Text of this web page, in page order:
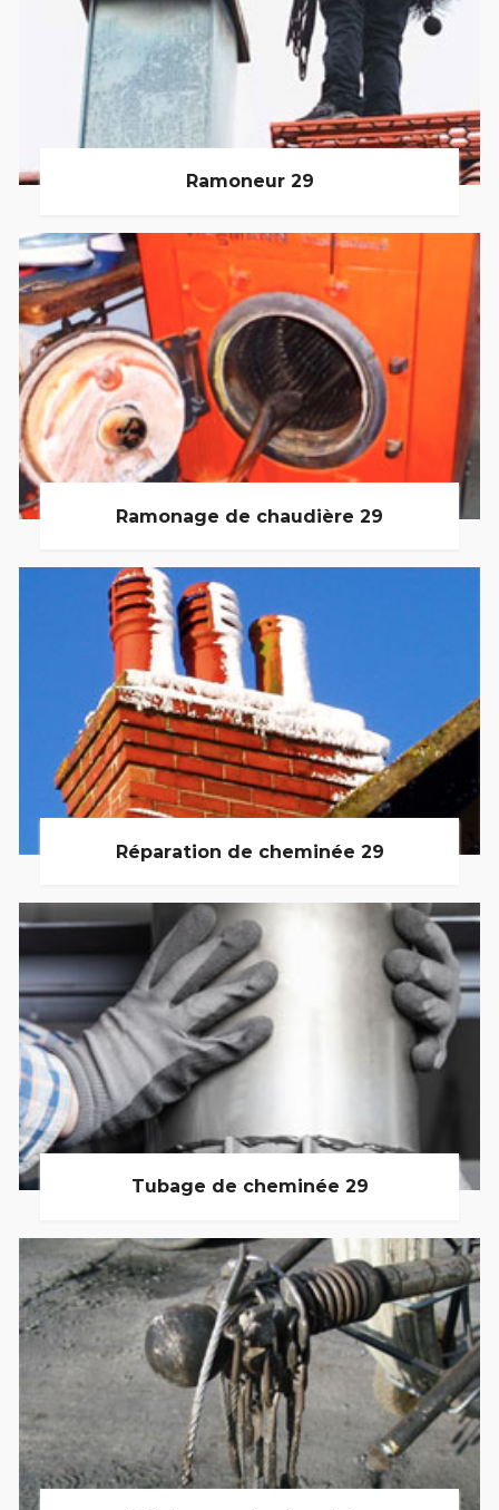
Ramoneur 29
Ramonage de chaudière 29
Réparation de cheminée 29
Tubage de cheminée 29